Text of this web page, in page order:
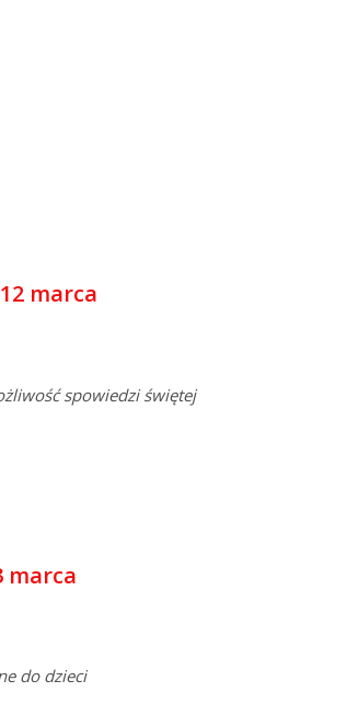
marca
spowiedzi świętej
marca
do dzieci